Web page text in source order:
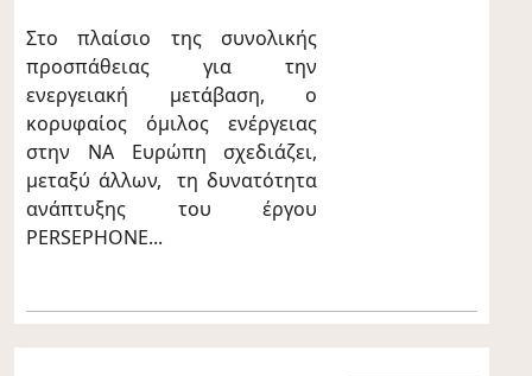
Στο πλαίσιο της συνολικής
προσπάθειας για την
ενεργειακή μετάβαση, ο
κορυφαίος όμιλος ενέργειας
στην ΝΑ Ευρώπη σχεδιάζει,
μεταξύ άλλων, τη δυνατότητα
ανάπτυξης του έργου
PERSEPHONE...